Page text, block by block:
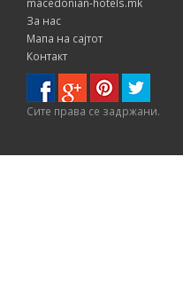
За нас
Мапа на сајтот
Контакт
Сите правa се задржани.